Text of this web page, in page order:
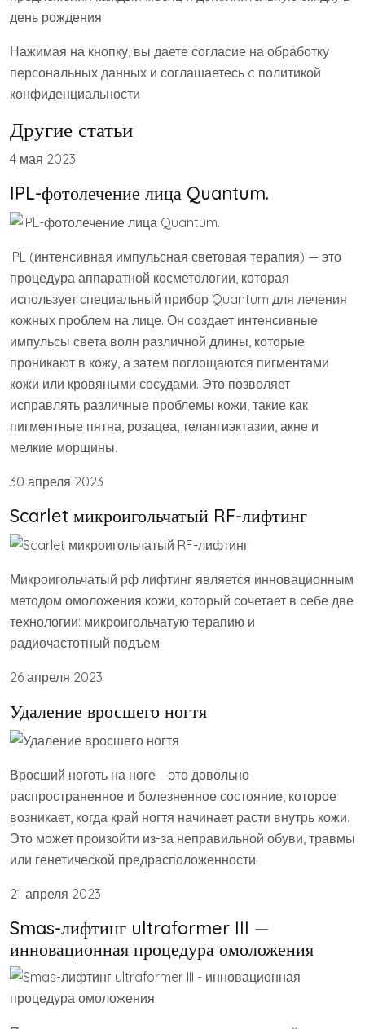
день рождения!
Нажимая на кнопку, вы даете согласие на обработку
персональных данных и соглашаетесь c политикой
конфиденциальности
Другие статьи
4 мая 2023
IPL-фотолечение лица Quantum.
IPL (интенсивная импульсная световая терапия) — это
процедура аппаратной косметологии, которая
использует специальный прибор Quantum для лечения
кожных проблем на лице. Он создает интенсивные
импульсы света волн различной длины, которые
проникают в кожу, а затем поглощаются пигментами
кожи или кровяными сосудами. Это позволяет
исправлять различные проблемы кожи, такие как
пигментные пятна, розацеа, телангиэктазии, акне и
мелкие морщины.
30 апреля 2023
Scarlet микроигольчатый RF-лифтинг
Микроигольчатый рф лифтинг является инновационным
методом омоложения кожи, который сочетает в себе две
технологии: микроигольчатую терапию и
радиочастотный подъем.
26 апреля 2023
Удаление вросшего ногтя
Вросший ноготь на ноге – это довольно
распространенное и болезненное состояние, которое
возникает, когда край ногтя начинает расти внутрь кожи.
Это может произойти из-за неправильной обуви, травмы
или генетической предрасположенности.
21 апреля 2023
Smas-лифтинг ultraformer III —
инновационная процедура омоложения